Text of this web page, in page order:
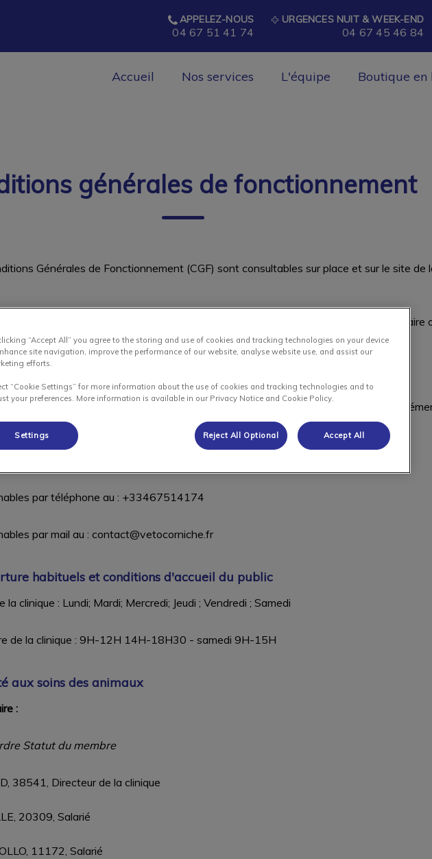
de la Corniche
APPELEZ-NOUS
04 67 51 41 74
URGENCES NUIT & WEEK-END
04 67 45 46 84
Accueil Nos services L'équipe Boutique en
générales de fonctionnement
Générales de Fonctionnement (CGF) sont consultables sur place et sur le site de
au sein de l’établissement de soins sont soumis aux présentes CGF que le propriétaire
déclare accepter sans conditions.
de soins Clinique Vétérinaire de la Corniche est classé clinique vétérinaire
2015 relatif aux établissements de soins.
est : 11 Bis Boulevard Joliot Curie 34200 Sète
par téléphone au : +33467514174
par mail au : contact@vetocorniche.fr
habituels et conditions d'accueil du public
la clinique : Lundi; Mardi; Mercredi; Jeudi ; Vendredi ; Samedi
de la clinique : 9H-12H 14H-18H30 - samedi 9H-15H
aux soins des animaux
:
Statut du membre
38541, Directeur de la clinique
20309, Salarié
11172, Salarié
“Accept All” you agree to the storing and use of cookies and tracking technologies on your device
site navigation, improve the performance of our website, analyse website use, and assist our
efforts.
“Cookie Settings” for more information about the use of cookies and tracking technologies and to
your preferences. More information is available in our Privacy Notice and Cookie Policy.
Settings Reject All Optional Accept All